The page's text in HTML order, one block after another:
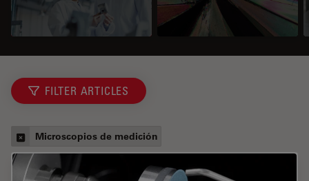
FILTER ARTICLES
Microscopios de medición